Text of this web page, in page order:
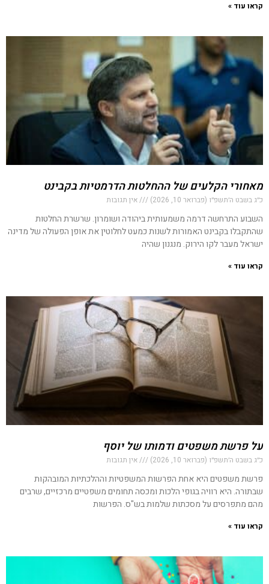
קראו עוד »
מאחורי הקלעים של ההחלטות הדרמטיות בקבינט
כ״ג בשבט ה׳תשפ״ו (פברואר 10, 2026) אין תגובות
השבוע התרחשה דרמה משמעותית ביהודה ושומרון. שרשרת החלטות
שהתקבלו בקבינט האמורות לשנות כמעט לחלוטין את אופן הפעולה של מדינה
ישראל מעבר לקו הירוק. מנגנון שהיה
קראו עוד »
על פרשת משפטים ודמותו של יוסף
כ״ג בשבט ה׳תשפ״ו (פברואר 10, 2026) אין תגובות
פרשת משפטים היא אחת הפרשות המשפטיות וההלכתיות המובהקות
שבתורה. היא רוויה בגופי הלכות ומכסה תחומים משפטיים מרכזיים, שרבים
מהם מתפרסים על מסכתות שלמות בש"ס. הפרשות
קראו עוד »